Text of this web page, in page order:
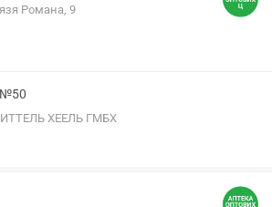
Романа, 9
№50
ХЕЕЛЬ ГМБХ